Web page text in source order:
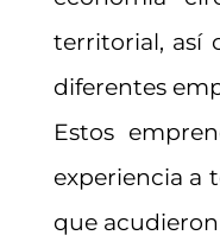
territorial, así
diferentes
Estos
experiencia a
que